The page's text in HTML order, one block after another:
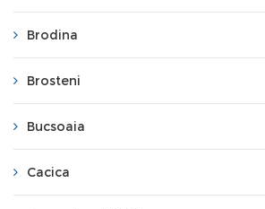
Brodina
Brosteni
Bucsoaia
Cacica